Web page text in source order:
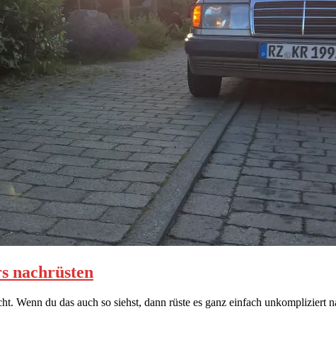
nachrüsten
Wenn du das auch so siehst, dann rüste es ganz einfach unkompliziert